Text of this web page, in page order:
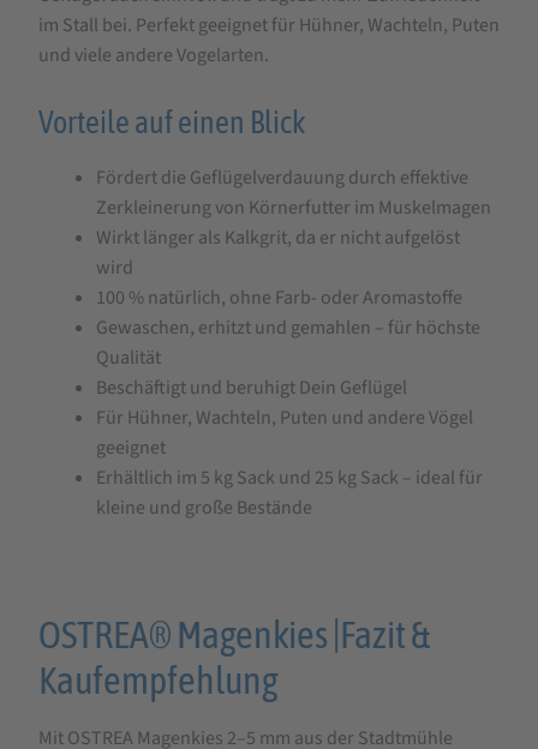
im Stall bei. Perfekt geeignet für Hühner, Wachteln, Puten
und viele andere Vogelarten.
Vorteile auf einen Blick
Fördert die Geflügelverdauung durch effektive
Zerkleinerung von Körnerfutter im Muskelmagen
Wirkt länger als Kalkgrit, da er nicht aufgelöst
wird
100 % natürlich, ohne Farb- oder Aromastoffe
Gewaschen, erhitzt und gemahlen – für höchste
Qualität
Beschäftigt und beruhigt Dein Geflügel
Für Hühner, Wachteln, Puten und andere Vögel
geeignet
Erhältlich im 5 kg Sack und 25 kg Sack – ideal für
kleine und große Bestände
OSTREA® Magenkies |Fazit &
Kaufempfehlung
Mit OSTREA Magenkies 2–5 mm aus der Stadtmühle